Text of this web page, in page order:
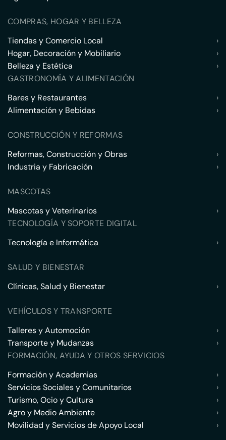
COMPRAS, HOGAR Y BELLEZA
Tiendas y Comercio Local
›
Hogar, Decoración y Mobiliario
›
Belleza y Estética
›
GASTRONOMÍA Y ALIMENTACIÓN
Bares y Restaurantes
›
Alimentación y Bebidas
›
CONSTRUCCIÓN Y REFORMAS
Reformas, Construcción y Obras
›
Industria y Fabricación
›
MASCOTAS
Mascotas y Veterinarios
›
TECNOLOGÍA Y SOPORTE DIGITAL
Tecnología e Informática
›
SALUD Y BIENESTAR
Clínicas, Salud y Bienestar
›
VEHÍCULOS Y TRANSPORTE
Talleres y Automoción
›
Transporte y Mudanzas
›
FORMACIÓN, AYUDA Y OTROS SERVICIOS
Formación y Academias
›
Servicios Sociales y Comunitarios
›
Turismo, Ocio y Cultura
›
Agro y Medio Ambiente
›
Movilidad y Servicios de Apoyo Local
›